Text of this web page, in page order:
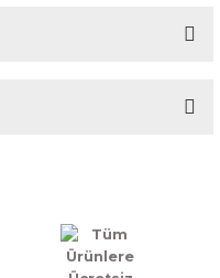
yapın!